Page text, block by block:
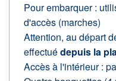
Pour embarquer :
d'accès (marches)
Attention, au départ
effectuédepuis la
Accès à l'intérieur :